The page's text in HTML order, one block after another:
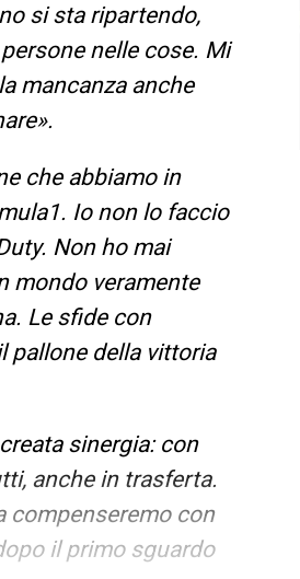
si sta ripartendo,
nelle cose. Mi
mancanza anche
.
che abbiamo in
Io non lo faccio
Non ho mai
mondo veramente
Le sfide con
pallone della vittoria
sinergia: con
anche in trasferta.
compenseremo con
il primo sguardo